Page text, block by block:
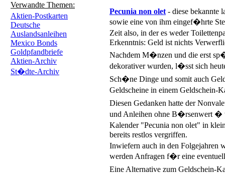
Verwandte Themen:
Aktien-Postkarten
Deutsche
Auslandsanleihen
Mexico Bonds
Goldpfandbriefe
Aktien-Archiv
St�dte-Archiv
Pecunia non olet - diese bekannte
sowie eine von ihm eingef�hrte
Zeit also, in der es weder
Erkenntnis: Geld ist nichts
Nachdem M�nzen und die erst
dekorativer wurden, l�sst sich
Sch�ne Dinge und somit auch
Geldscheine in einem Geldschein-
Diesen Gedanken hatte der
und Anleihen ohne B�rsenwert �
Kalender "Pecunia non olet" in
bereits restlos vergriffen.
Inwiefern auch in den Folgejahren
werden Anfragen f�r eine
Eine Alternative zum Geldschein-